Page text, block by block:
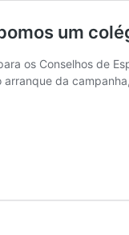
um
os Conselhos de
arranque da